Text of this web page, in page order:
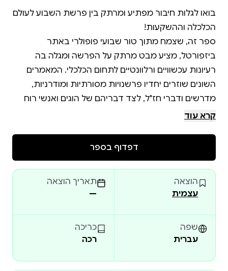
בואו לגלות חיבור מפתיע ומרתק בין פרשת השבוע לעולם
ספר זה, שצמח מתוך טור שבועי פופולרי באתר
ביזפורטל, מציע מבט מרתק על הפרשה ומגלה בה
רעיונות עכשוויים ורלוונטיים לתחום הכלכלי. המאמרים
השונים שוזרים יחדיו פרשנויות מסורתיות ומודרניות,
מדרשים ודברי חז"ל, לצד דבריהם של הוגים ואנשי רוח
מדורות שונים – כל אלה משתלבים יחד ליצירת תמונה
החל ממדיניות מוניטרית ופיסקלית, התמודדות עם
אתגרי העושר, חשיבות היושר והמידות הטובות בעסקים,
חיבור זה מיועד לכל מי שמתעניין בכלכלה, השקעות, הגות
יהודית, ומבקש לגלות חיבורים חדשים, מעוררי השראה
ומעשירים בין עולמות הרוח והחומר. זוהי הזדמנות לפתוח
צוהר חדש להבנת פרשת השבוע, ולבחון את השלכותיה
קרא עוד
דפדוף בספר
הוצאה
עצמית
תאריך הוצאה
—
שפה
עברית
כריכה
רכה